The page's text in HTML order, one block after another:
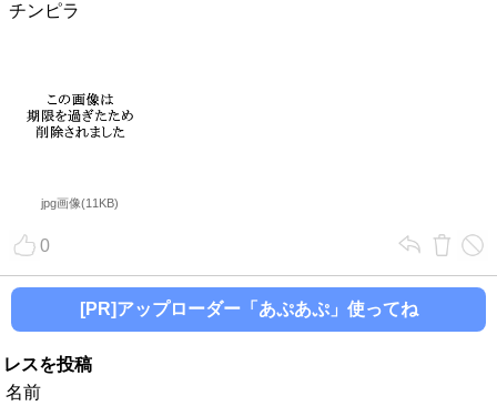
チンピラ
jpg画像(11KB)
0
[PR]アップローダー「あぷあぷ」使ってね
レスを投稿
名前